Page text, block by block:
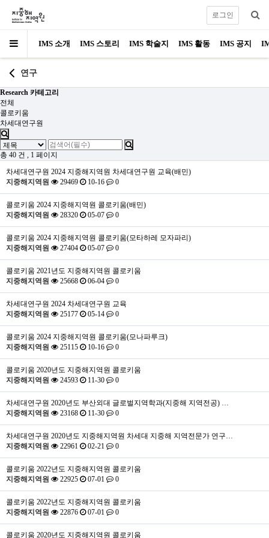
IMS 소개 IMS 스토리 IMS 학술지 IMS 활동 IMS 공지
로그인
연구
Research 카테고리
전체
콜로키움
차세대연구원
총 40 건 , 1 페이지
차세대연구원 2024 지중해지역원 차세대연구원 교육(배민)
지중해지역원
29469 10-16 0
콜로키움 2024 지중해지역원 콜로키움(배민)
지중해지역원
28320 05-07 0
콜로키움 2024 지중해지역원 콜로키움(모타하레 모자파리)
지중해지역원
27404 05-07 0
콜로키움 2021년도 지중해지역원 콜로키움
지중해지역원
25668 06-04 0
차세대연구원 2024 차세대연구원 교육
지중해지역원
25177 05-14 0
콜로키움 2024 지중해지역원 콜로키움(모나파루크)
지중해지역원
25115 10-16 0
콜로키움 2020년도 지중해지역원 콜로키움
지중해지역원
24593 11-30 0
차세대연구원 2020년도 부산외대 글로벌지역학과(지중해 지역전공) …
지중해지역원
23168 11-30 0
차세대연구원 2020년도 지중해지역원 차세대 지중해 지역전문가 연구…
지중해지역원
22961 02-21 0
콜로키움 2022년도 지중해지역원 콜로키움
지중해지역원
22925 07-01 0
콜로키움 2022년도 지중해지역원 콜로키움
지중해지역원
22876 07-01 0
콜로키움 2020년도 지중해지역원 콜로키움